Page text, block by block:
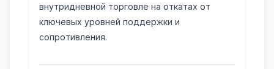
внутридневной торговле на откатах от
ключевых уровней поддержки и
сопротивления.